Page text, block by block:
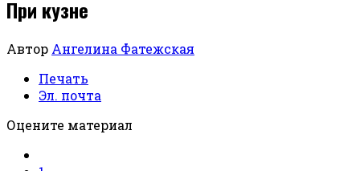
При кузне
Автор Ангелина Фатежская
Печать
Эл. почта
Оцените материал